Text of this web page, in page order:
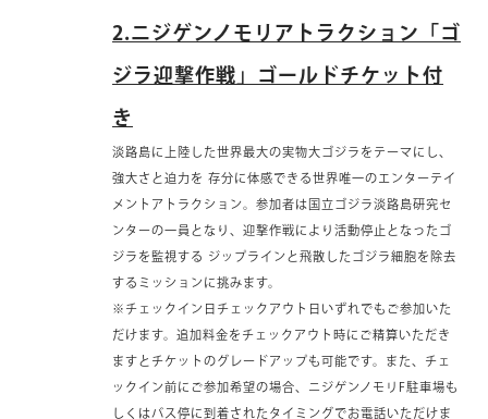
2.ニジゲンノモリアトラクション「ゴ
ジラ迎撃作戦」ゴールドチケット付
き
淡路島に上陸した世界最大の実物大ゴジラをテーマにし、
強大さと迫力を 存分に体感できる世界唯一のエンターテイ
メントアトラクション。参加者は国立ゴジラ淡路島研究セ
ンターの一員となり、迎撃作戦により活動停止となったゴ
ジラを監視する ジップラインと飛散したゴジラ細胞を除去
するミッションに挑みます。
※チェックイン日チェックアウト日いずれでもご参加いた
だけます。追加料金をチェックアウト時にご精算いただき
ますとチケットのグレードアップも可能です。また、チェ
ックイン前にご参加希望の場合、ニジゲンノモリF駐車場も
しくはバス停に到着されたタイミングでお電話いただけま